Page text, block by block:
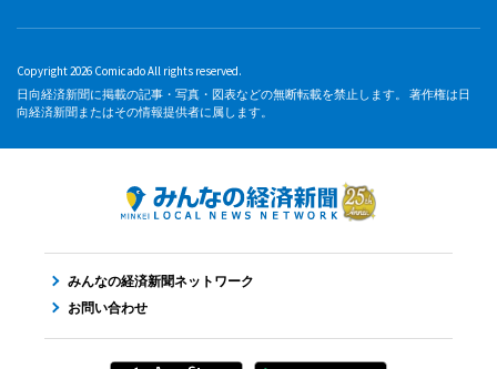
Copyright 2026 Comicado All rights reserved.
日向経済新聞に掲載の記事・写真・図表などの無断転載を禁止します。 著作権は日
向経済新聞またはその情報提供者に属します。
みんなの経済新聞ネットワーク
お問い合わせ